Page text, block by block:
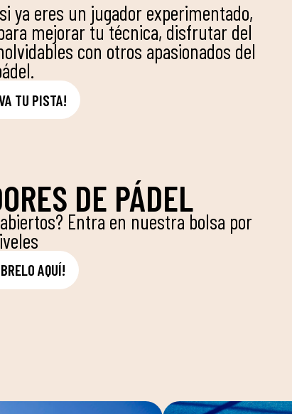
ya eres un jugador experimentado,
mejorar tu técnica, disfrutar del
con otros apasionados del
TU PISTA!
DE PÁDEL
Entra en nuestra bolsa por
AQUÍ!